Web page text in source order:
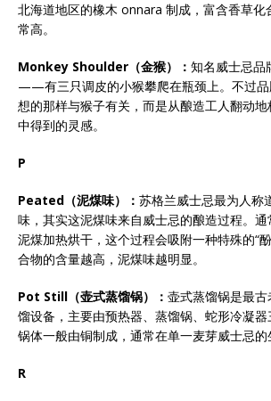
北海道地区的橡木 onnara 制成，富含香草化
常高。
Monkey Shoulder （金猴）： 知名威士忌品
——有三只调皮的小猴攀爬在瓶颈上。不过品
想的那样与猴子有关，而是从酿造工人翻动
中得到的灵感。
P
Peated （泥煤味）： 苏格兰威士忌最为人称
味，其实这泥煤味来自威士忌的酿造过程。
泥煤加热烘干，这个过程会吸附一种特殊的“
合物的含量越高，泥煤味越明显。
Pot Still （壶式蒸馏锅）： 壶式蒸馏锅是最
馏设备，主要由预热器、蒸馏锅、蛇形冷凝
锅体一般由铜制成，通常在单一麦芽威士忌的
R